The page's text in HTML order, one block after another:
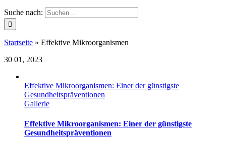
Suche nach:
Startseite » Effektive Mikroorganismen
30 01, 2023
Effektive Mikroorganismen: Einer der günstigste
Gesundheitspräventionen
Gallerie
Effektive Mikroorganismen: Einer der günstigste
Gesundheitspräventionen